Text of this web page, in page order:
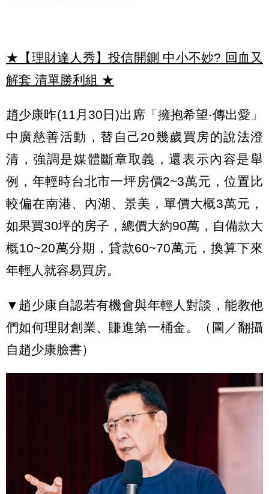
★【理財達人秀】投信開鍘 中小不妙? 回血又
解套 清單勝利組 ★
趙少康昨(11月30日)出席「擁抱希望‧傳出愛」
中廣慈善活動，替自己20幾歲買房的說法澄
清，強調是媒體斷章取義，還表示內容是舉
例，年輕時台北市一坪房價2~3萬元，位置比
較偏在南港、內湖、景美，單價大概3萬元，
如果買30坪的房子，總價大約90萬，自備款大
概10~20萬分期，貸款60~70萬元，換算下來
年輕人就容易買房。
▼趙少康自認若有機會與年輕人對談，能教他
們如何理財創業、賺進第一桶金。（圖／翻攝
自趙少康臉書）